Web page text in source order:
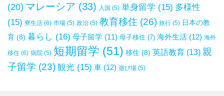
(20) マレーシア (33) 入国 (5) 単身留学 (15) 多様性
(15) 寮生活 (6) 市場 (5) 政治 (5) 教育移住 (26) 旅行 (5) 日本の教
育 (8) 暮らし (16) 母子留学 (11) 母子移住 (7) 海外生活 (12) 海外
移住 (6) 病院 (5) 短期留学 (51) 移住 (8) 英語教育 (13) 親
子留学 (23) 観光 (15) 車 (12) 遊び場 (5)